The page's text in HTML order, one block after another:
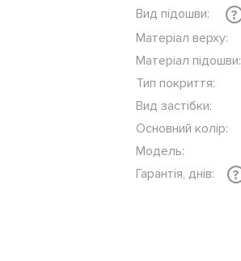
Вид підошви:
?
Матеріал верху:
Матеріал підошви:
Тип покриття:
Вид застібки:
Основний колір:
Модель:
Гарантія, днів:
?